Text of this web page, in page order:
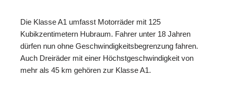
Die Klasse A1 umfasst Motorräder mit 125
Kubikzentimetern Hubraum. Fahrer unter 18 Jahren
dürfen nun ohne Geschwindigkeitsbegrenzung fahren.
Auch Dreiräder mit einer Höchstgeschwindigkeit von
mehr als 45 km gehören zur Klasse A1.